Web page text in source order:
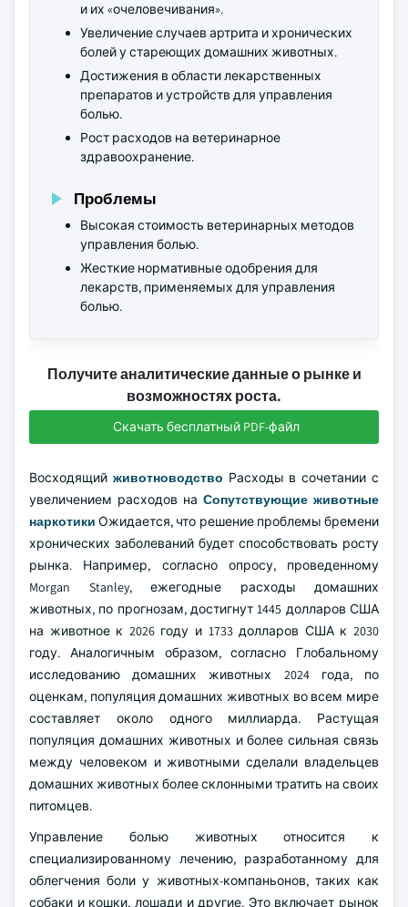
и их «очеловечивания».
Увеличение случаев артрита и хронических
болей у стареющих домашних животных.
Достижения в области лекарственных
препаратов и устройств для управления
болью.
Рост расходов на ветеринарное
здравоохранение.
Проблемы
Высокая стоимость ветеринарных методов
управления болью.
Жесткие нормативные одобрения для
лекарств, применяемых для управления
болью.
Получите аналитические данные о рынке и
возможностях роста.
Скачать бесплатный PDF-файл
Восходящий животноводство Расходы в сочетании с
увеличением расходов на Сопутствующие животные
наркотики Ожидается, что решение проблемы бремени
хронических заболеваний будет способствовать росту
рынка. Например, согласно опросу, проведенному
Morgan Stanley, ежегодные расходы домашних
животных, по прогнозам, достигнут 1445 долларов США
на животное к 2026 году и 1733 долларов США к 2030
году. Аналогичным образом, согласно Глобальному
исследованию домашних животных 2024 года, по
оценкам, популяция домашних животных во всем мире
составляет около одного миллиарда. Растущая
популяция домашних животных и более сильная связь
между человеком и животными сделали владельцев
домашних животных более склонными тратить на своих
питомцев.
Управление болью животных относится к
специализированному лечению, разработанному для
облегчения боли у животных-компаньонов, таких как
собаки и кошки, лошади и другие. Это включает рынок